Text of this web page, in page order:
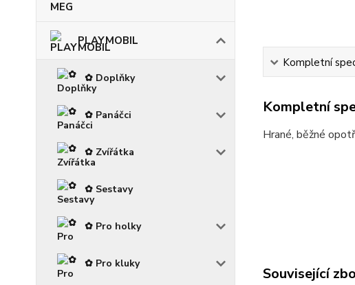
MEG
PLAYMOBIL
✿ Doplňky
✿ Panáčci
✿ Zvířátka
✿ Sestavy
✿ Pro holky
✿ Pro kluky
Kompletní
Kompletní
Hrané, běžné
Související